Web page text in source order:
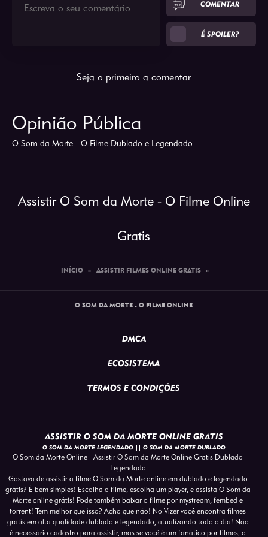
COMENTAR
É SPOILER?
Seja o primeiro a comentar
Opinião Pública
O Som da Morte - O Filme Dublado e Legendado
Assistir O Som da Morte - O Filme Online
Gratis
INÍCIO » ASSISTIR FILMES ONLINE GRATIS »
O SOM DA MORTE - O FILME ONLINE
DMCA
ECOSISTEMA
TERMOS E CONDIÇÕES
ASSISTIR O SOM DA MORTE ONLINE GRATIS
O SOM DA MORTE LEGENDADO || O SOM DA MORTE DUBLADO
O Som da Morte Online - Assistir O Som da Morte Online Gratis Dublado
Legendado
Gostava de assistir a filme O Som da Morte online em dublado e legendado
grátis? É bem simples! Escolha o filme, escolha um player, e assista O Som da
Morte online grátis! Pode também baixar o filme por mystream, fembed e
torrent! Tem melhor que isso? Acho que não! No Vizer você encontra filmes
gratis em alta qualidade dublado e legendado, atualizando todo o dia! Não
é necessário cadastro para assistir, mas se você é um fanático por filmes, o